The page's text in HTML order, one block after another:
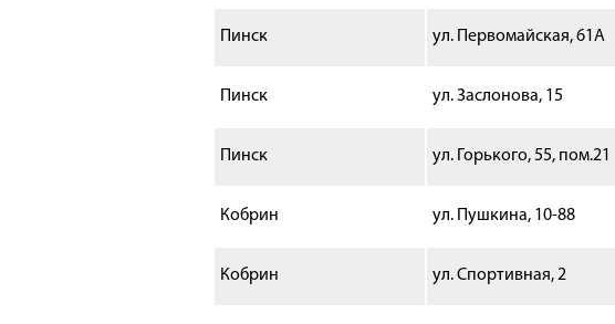
Пинск ул. Первомайская, 61А
Пинск ул. Заслонова, 15
Пинск ул. Горького, 55, пом.21
Кобрин ул. Пушкина, 10-88
Кобрин ул. Спортивная, 2